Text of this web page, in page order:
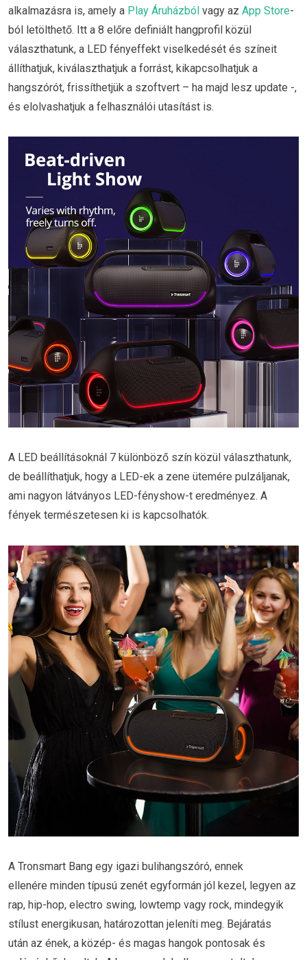
alkalmazásra is, amely a Play Áruházból vagy az App Store-
ból letölthető. Itt a 8 előre definiált hangprofil közül
választhatunk, a LED fényeffekt viselkedését és színeit
állíthatjuk, kiválaszthatjuk a forrást, kikapcsolhatjuk a
hangszórót, frissíthetjük a szoftvert – ha majd lesz update -,
és elolvashatjuk a felhasználói utasítást is.
A LED beállításoknál 7 különböző szín közül választhatunk,
de beállíthatjuk, hogy a LED-ek a zene ütemére pulzáljanak,
ami nagyon látványos LED-fényshow-t eredményez. A
fények természetesen ki is kapcsolhatók.
A Tronsmart Bang egy igazi bulihangszóró, ennek
ellenére minden típusú zenét egyformán jól kezel, legyen az
rap, hip-hop, electro swing, lowtemp vagy rock, mindegyik
stílust energikusan, határozottan jeleníti meg. Bejáratás
után az ének, a közép- és magas hangok pontosak és